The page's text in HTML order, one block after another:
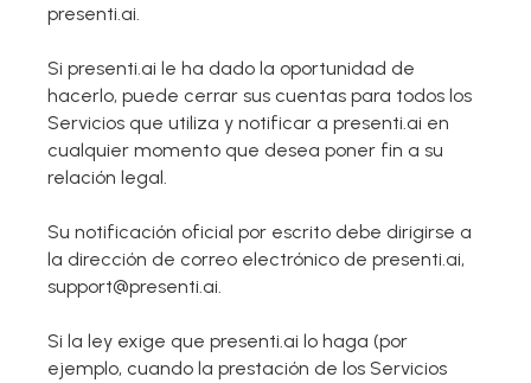
presenti.ai.
Si presenti.ai le ha dado la oportunidad de
hacerlo, puede cerrar sus cuentas para todos los
Servicios que utiliza y notificar a presenti.ai en
cualquier momento que desea poner fin a su
relación legal.
Su notificación oficial por escrito debe dirigirse a
la dirección de correo electrónico de presenti.ai,
support@presenti.ai.
Si la ley exige que presenti.ai lo haga (por
ejemplo, cuando la prestación de los Servicios